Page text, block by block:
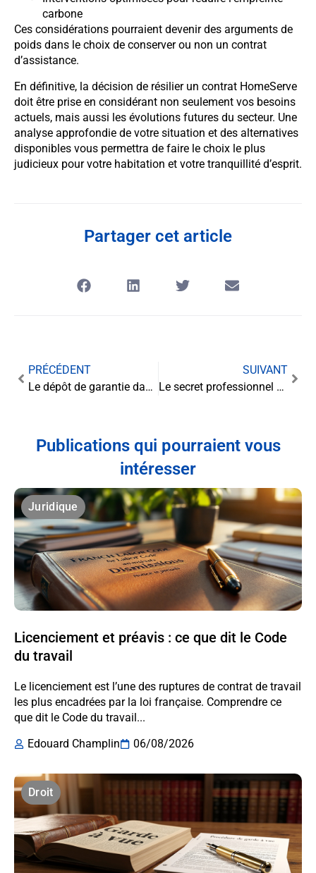
carbone
Ces considérations pourraient devenir des arguments de
poids dans le choix de conserver ou non un contrat
d’assistance.
En définitive, la décision de résilier un contrat HomeServe
doit être prise en considérant non seulement vos besoins
actuels, mais aussi les évolutions futures du secteur. Une
analyse approfondie de votre situation et des alternatives
disponibles vous permettra de faire le choix le plus
judicieux pour votre habitation et votre tranquillité d’esprit.
Partager cet article
PRÉCÉDENT
Le dépôt de garantie dans les baux commerciaux : décryptage de l’article L145-164
SUIVANT
Le secret professionnel à l’épreuve : entre confidentialité et justice
Publications qui pourraient vous
intéresser
Juridique
Licenciement et préavis : ce que dit le Code
du travail
Le licenciement est l’une des ruptures de contrat de travail
les plus encadrées par la loi française. Comprendre ce
que dit le Code du travail...
Edouard Champlin
06/08/2026
Droit